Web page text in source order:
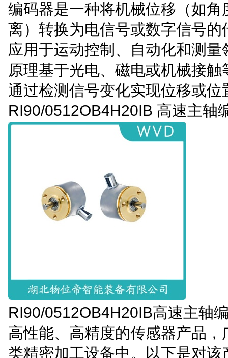
编码器是一种将机械位移（如角
离）转换为电信号或数字信号的
应用于运动控制、自动化和测量
原理基于光电、磁电或机械接触
通过检测信号变化实现位移或位
RI90/0512OB4H20IB 高速主轴
RI90/0512OB4H20IB高速主轴
高性能、高精度的传感器产品，
类精密加工设备中。以下是对该